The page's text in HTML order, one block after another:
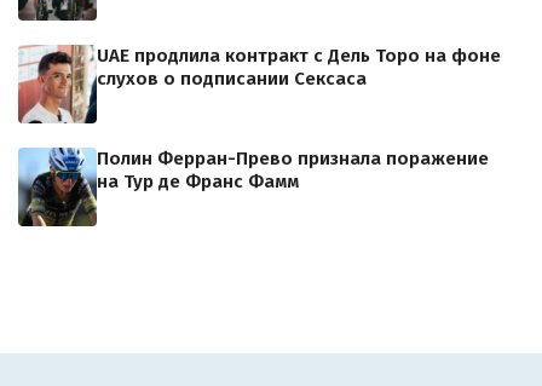
UAE продлила контракт с Дель Торо на фоне
слухов о подписании Сексаса
Полин Ферран-Прево признала поражение
на Тур де Франс Фамм